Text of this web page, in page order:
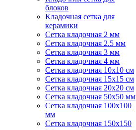
блоков
Кладочная сетка для
керамики
Сетка кладочная 2 мм
Сетка кладочная 2.5 мм
Сетка кладочная 3 мм
Сетка кладочная 4 мм
Сетка кладочная 10x10 см
Сетка кладочная 15x15 см
Сетка кладочная 20x20 см
Сетка кладочная 50x50 мм
Сетка кладочная 100x100
мм
Сетка кладочная 150x150